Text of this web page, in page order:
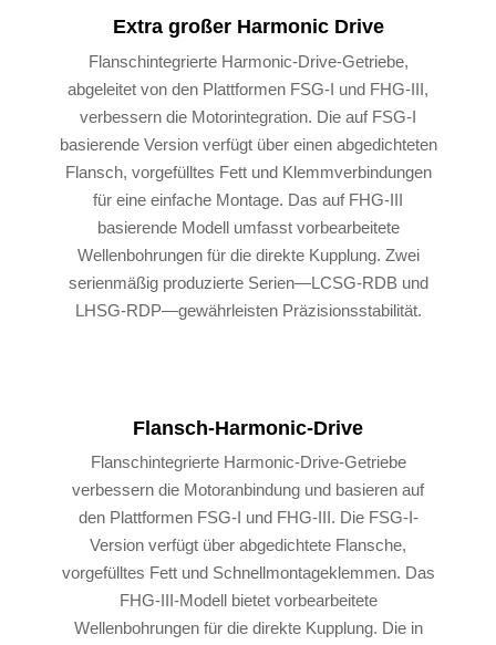
Extra großer Harmonic Drive
Flanschintegrierte Harmonic-Drive-Getriebe,
abgeleitet von den Plattformen FSG-I und FHG-III,
verbessern die Motorintegration. Die auf FSG-I
basierende Version verfügt über einen abgedichteten
Flansch, vorgefülltes Fett und Klemmverbindungen
für eine einfache Montage. Das auf FHG-III
basierende Modell umfasst vorbearbeitete
Wellenbohrungen für die direkte Kupplung. Zwei
serienmäßig produzierte Serien—LCSG-RDB und
LHSG-RDP—gewährleisten Präzisionsstabilität.
Flansch-Harmonic-Drive
Flanschintegrierte Harmonic-Drive-Getriebe
verbessern die Motoranbindung und basieren auf
den Plattformen FSG-I und FHG-III. Die FSG-I-
Version verfügt über abgedichtete Flansche,
vorgefülltes Fett und Schnellmontageklemmen. Das
FHG-III-Modell bietet vorbearbeitete
Wellenbohrungen für die direkte Kupplung. Die in